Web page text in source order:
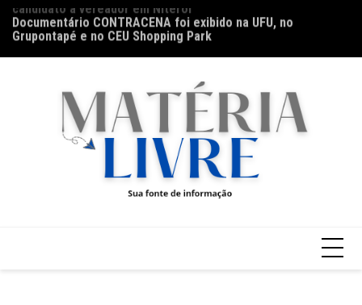
para
conteúdo
Documentário CONTRACENA foi exibido na UFU, no
Grupontapé e no CEU Shopping Park